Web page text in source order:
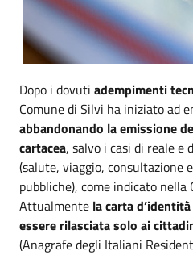
Dopo i dovuti adempimenti
Comune di Silvi ha iniziato ad
abbandonando la emissione
cartacea, salvo i casi di reale e
(salute, viaggio, consultazione
pubbliche), come indicato
Attualmente la carta
essere rilasciata solo ai
(Anagrafe degli Italiani